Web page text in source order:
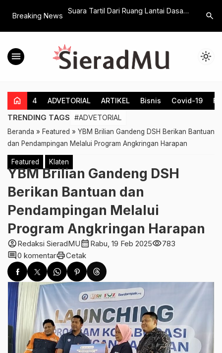
Breaking News
Logistik dan Tim
Suara Tartil Dari Ruang Lantai Dasar
Sedang Ikuti Ini
GM.search
menu light_mode
home 4 ADVETORIAL ARTIKEL Bisnis Covid-19
TRENDING TAGS #ADVETORIAL
Beranda » Featured » YBM Brilian Gandeng DSH Berikan Bantuan
dan Pendampingan Melalui Program Angkringan Harapan
Featured Klaten
YBM Brilian Gandeng DSH
Berikan Bantuan dan
Pendampingan Melalui
Program Angkringan Harapan
account_circleRedaksi SieradMUcalendar_month Rabu, 19 Feb 2025visibility783
comment0 komentarprintCetak